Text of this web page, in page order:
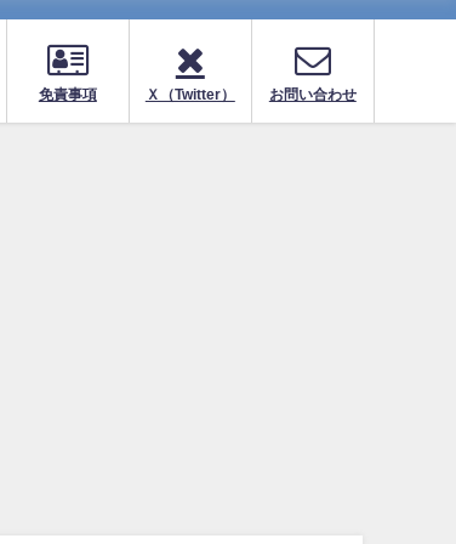
免責事項 Ｘ（Twitter） お問い合わせ